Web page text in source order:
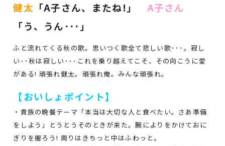
健太 「A子さん、またね!」 A子さん
「う、うん･･･」
ふと流れてくる秋の歌。思いつく歌全て悲しい歌･･･。寂し
い･･秋は寂しい･･･これを乗り越えてこそ、その向こうに愛
がある! 頑張れ健太。頑張れ俺。みんな頑張れ。
【おいしょポイント】
・貴族の晩餐テーマ「本当は大切な人と食べたい。さあ準備
をしよう」とうとうそのときが来た。腕によりをかけておに
ぎりを握ろう! 周りはきちっと中はふわっと。